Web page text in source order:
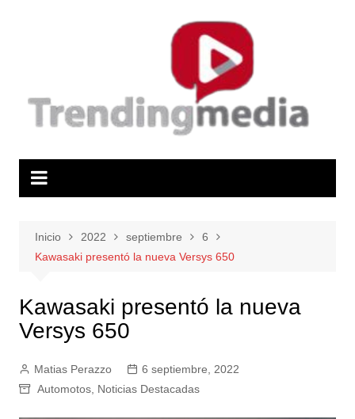
Inicio 2022 septiembre
6
Kawasaki presentó la nueva Versys 650
Kawasaki presentó la nueva
Versys 650
Matias Perazzo
6 septiembre, 2022
Automotos, Noticias Destacadas